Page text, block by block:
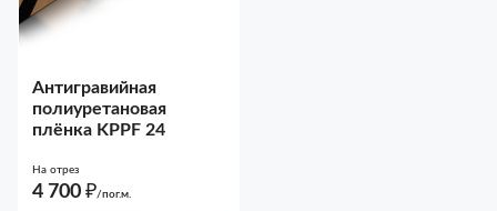
Антигравийная
полиуретановая
плёнка KPPF 24
На отрез
4 700 ₽/пог.м.